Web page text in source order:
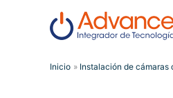
Inicio Instalación de cámaras